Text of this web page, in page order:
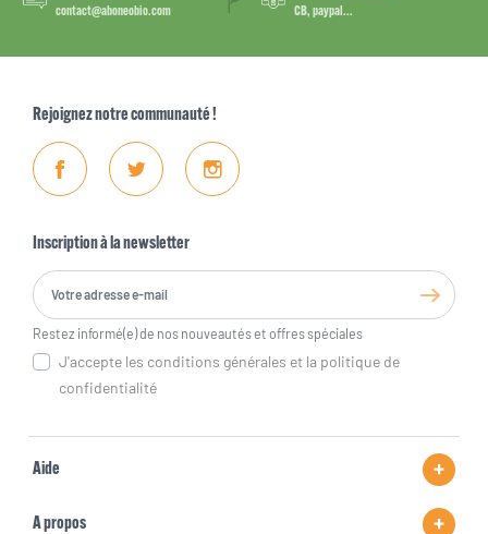
contact@aboneobio.com CB, paypal...
Rejoignez notre communauté !
FacebookTwitter Instagram
Inscription à la newsletter
Restez informé(e) de nos nouveautés et offres spéciales
J'accepte les conditions générales et la politique de
confidentialité
Aide
A propos